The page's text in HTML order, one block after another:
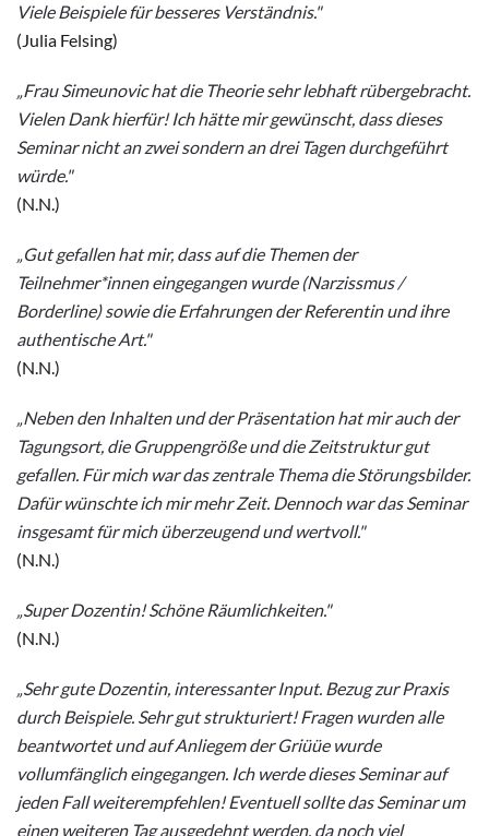
Viele Beispiele für besseres Verständnis."
(Julia Felsing)
„Frau Simeunovic hat die Theorie sehr lebhaft rübergebracht.
Vielen Dank hierfür! Ich hätte mir gewünscht, dass dieses
Seminar nicht an zwei sondern an drei Tagen durchgeführt
würde."
(N.N.)
„Gut gefallen hat mir, dass auf die Themen der
Teilnehmer*innen eingegangen wurde (Narzissmus /
Borderline) sowie die Erfahrungen der Referentin und ihre
authentische Art."
(N.N.)
„Neben den Inhalten und der Präsentation hat mir auch der
Tagungsort, die Gruppengröße und die Zeitstruktur gut
gefallen. Für mich war das zentrale Thema die Störungsbilder.
Dafür wünschte ich mir mehr Zeit. Dennoch war das Seminar
insgesamt für mich überzeugend und wertvoll."
(N.N.)
„Super Dozentin! Schöne Räumlichkeiten."
(N.N.)
„Sehr gute Dozentin, interessanter Input. Bezug zur Praxis
durch Beispiele. Sehr gut strukturiert! Fragen wurden alle
beantwortet und auf Anliegem der Griüüe wurde
vollumfänglich eingegangen. Ich werde dieses Seminar auf
jeden Fall weiterempfehlen! Eventuell sollte das Seminar um
einen weiteren Tag ausgedehnt werden, da noch viel